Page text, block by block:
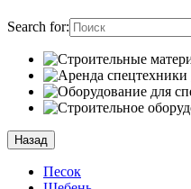
Search for:
Назад
Песок